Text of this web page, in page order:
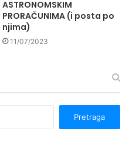
ASTRONOMSKIM
PRORAČUNIMA (i posta po
njima)
11/07/2023